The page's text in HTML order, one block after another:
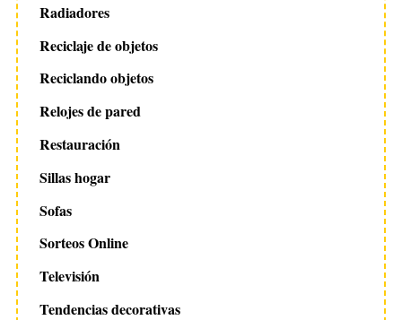
Radiadores
Reciclaje de objetos
Reciclando objetos
Relojes de pared
Restauración
Sillas hogar
Sofas
Sorteos Online
Televisión
Tendencias decorativas